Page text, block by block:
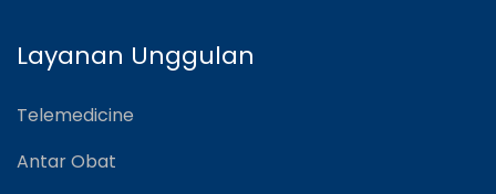
Layanan Unggulan
Telemedicine
Antar Obat